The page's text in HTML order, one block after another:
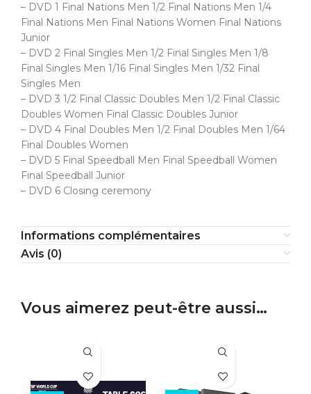
– DVD 1 Final Nations Men 1/2 Final Nations Men 1/4
Final Nations Men Final Nations Women Final Nations
Junior
– DVD 2 Final Singles Men 1/2 Final Singles Men 1/8
Final Singles Men 1/16 Final Singles Men 1/32 Final
Singles Men
– DVD 3 1/2 Final Classic Doubles Men 1/2 Final Classic
Doubles Women Final Classic Doubles Junior
– DVD 4 Final Doubles Men 1/2 Final Doubles Men 1/64
Final Doubles Women
– DVD 5 Final Speedball Men Final Speedball Women
Final Speedball Junior
– DVD 6 Closing ceremony
Informations complémentaires
Avis (0)
Vous aimerez peut-être aussi…